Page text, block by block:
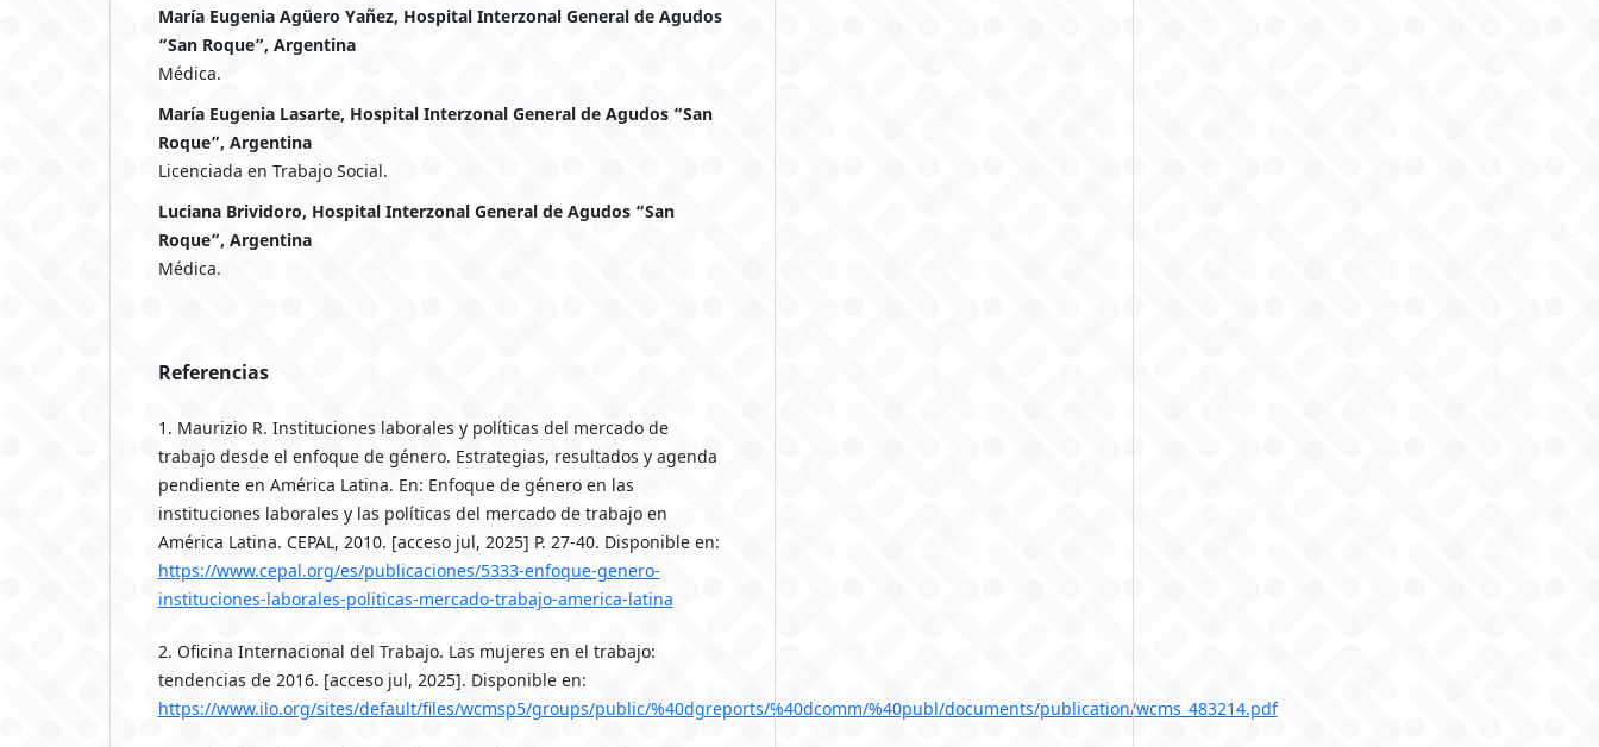
María Eugenia Agüero Yañez, Hospital Interzonal General de Agudos
“San Roque”, Argentina
Médica.
María Eugenia Lasarte, Hospital Interzonal General de Agudos “San
Roque”, Argentina
Licenciada en Trabajo Social.
Luciana Brividoro, Hospital Interzonal General de Agudos “San
Roque”, Argentina
Médica.
Referencias
1. Maurizio R. Instituciones laborales y políticas del mercado de
trabajo desde el enfoque de género. Estrategias, resultados y agenda
pendiente en América Latina. En: Enfoque de género en las
instituciones laborales y las políticas del mercado de trabajo en
América Latina. CEPAL, 2010. [acceso jul, 2025] P. 27-40. Disponible en:
https://www.cepal.org/es/publicaciones/5333-enfoque-genero-
instituciones-laborales-politicas-mercado-trabajo-america-latina
2. Oficina Internacional del Trabajo. Las mujeres en el trabajo:
tendencias de 2016. [acceso jul, 2025]. Disponible en:
https://www.ilo.org/sites/default/files/wcmsp5/groups/public/%40dgreports/%40dcomm/%40publ/documents/publication/wcms_483214.pdf